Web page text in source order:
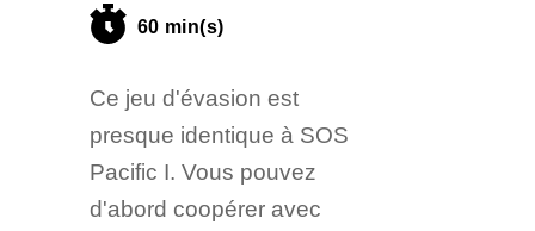
60 min(s)
Ce jeu d'évasion est
presque identique à SOS
Pacific I. Vous pouvez
d'abord coopérer avec